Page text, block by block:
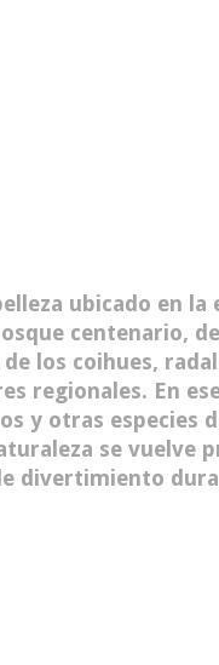
ubicado en la
centenario,
los coihues,
regionales. En
y otras especies
se vuelve
divertimiento